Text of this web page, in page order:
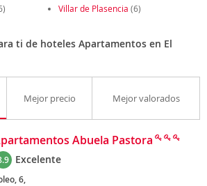
Villar de Plasencia (6)
ti de hoteles Apartamentos en El
Mejor precio Mejor valorados
Abuela Pastora
Excelente
6,